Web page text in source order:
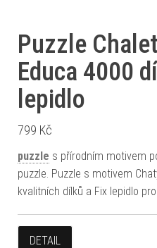
Puzzle
Educa 4000
lepidlo
799 Kč
puzzle s přírodním motivem
puzzle. Puzzle s motivem
kvalitních dílků a Fix lepidlo
DETAIL